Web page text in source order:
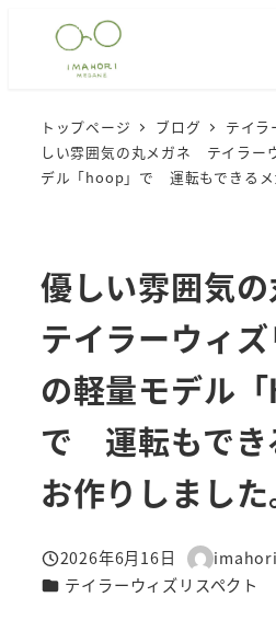
トップページ ブログ テイラ
しい雰囲気の丸メガネ テイラー
デル「hoop」で 運転もできるメ
優しい雰囲気
テイラーウィ
の軽量モデル「
で 運転もでき
お作りしました
投稿日
2026年6月16日
著
者
imahori
カテゴリー
テイラーウィズリスペクト